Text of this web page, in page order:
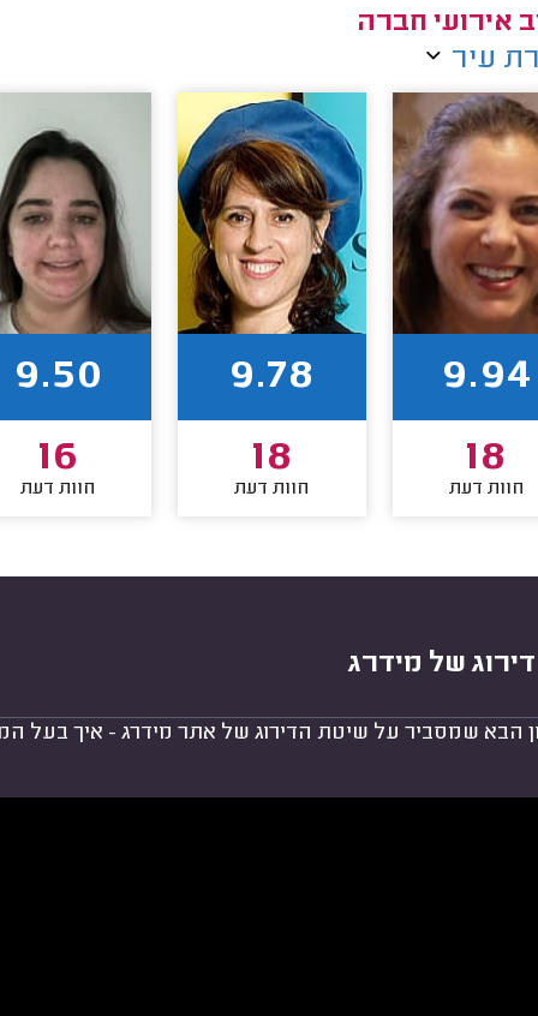
אירועי חברה
עיר
9.94
18
חוות דעת
9.78
18
חוות דעת
9.50
16
חוות דעת
של מידרג
הבא שמסביר על שיטת הדירוג של אתר מידרג - איך בעל